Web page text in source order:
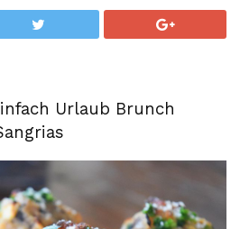
Urlaub Brunch